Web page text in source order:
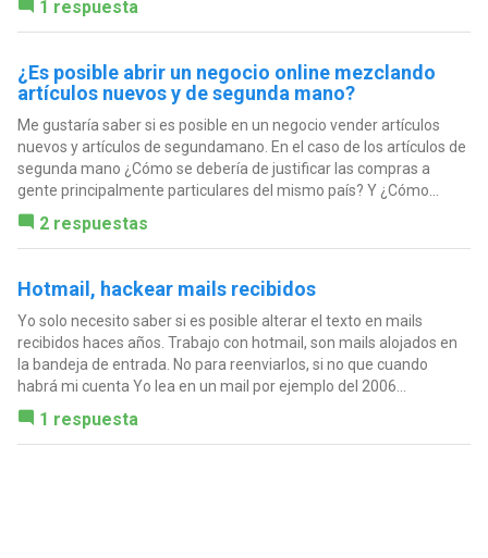
1 respuesta
¿Es posible abrir un negocio online mezclando
artículos nuevos y de segunda mano?
Me gustaría saber si es posible en un negocio vender artículos
nuevos y artículos de segundamano. En el caso de los artículos de
segunda mano ¿Cómo se debería de justificar las compras a
gente principalmente particulares del mismo país? Y ¿Cómo...
2 respuestas
Hotmail, hackear mails recibidos
Yo solo necesito saber si es posible alterar el texto en mails
recibidos haces años. Trabajo con hotmail, son mails alojados en
la bandeja de entrada. No para reenviarlos, si no que cuando
habrá mi cuenta Yo lea en un mail por ejemplo del 2006...
1 respuesta